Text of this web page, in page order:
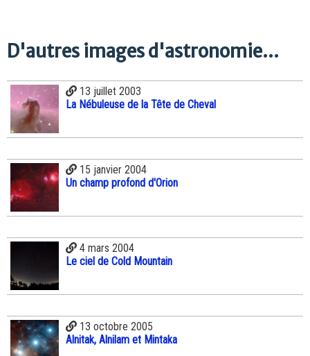
D'autres images d'astronomie...
13 juillet 2003
La Nébuleuse de la Tête de Cheval
15 janvier 2004
Un champ profond d'Orion
4 mars 2004
Le ciel de Cold Mountain
13 octobre 2005
Alnitak, Alnilam et Mintaka